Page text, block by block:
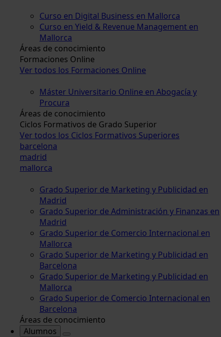
Curso en Digital Business en Mallorca
Curso en Yield & Revenue Management en
Mallorca
Áreas de conocimiento
Formaciones Online
Ver todos los Formaciones Online
Máster Universitario Online en Abogacía y
Procura
Áreas de conocimiento
Ciclos Formativos de Grado Superior
Ver todos los Ciclos Formativos Superiores
barcelona
madrid
mallorca
Grado Superior de Marketing y Publicidad en
Madrid
Grado Superior de Administración y Finanzas en
Madrid
Grado Superior de Comercio Internacional en
Mallorca
Grado Superior de Marketing y Publicidad en
Barcelona
Grado Superior de Marketing y Publicidad en
Mallorca
Grado Superior de Comercio Internacional en
Barcelona
Áreas de conocimiento
Alumnos